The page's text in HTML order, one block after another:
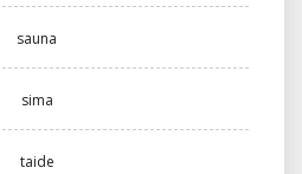
sauna
sima
taide